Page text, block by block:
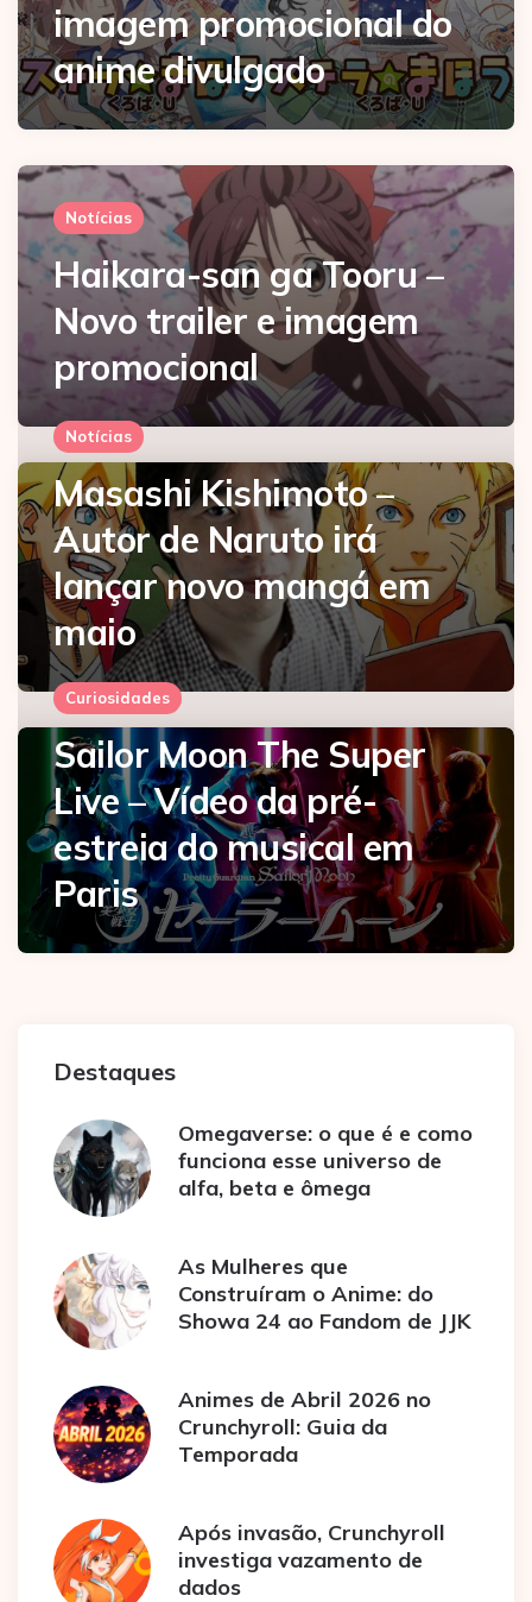
imagem promocional do
anime divulgado
Notícias
Haikara-san ga Tooru –
Novo trailer e imagem
promocional
Notícias
Masashi Kishimoto –
Autor de Naruto irá
lançar novo mangá em
maio
Curiosidades
Sailor Moon The Super
Live – Vídeo da pré-
estreia do musical em
Paris
Destaques
Omegaverse: o que é e como
funciona esse universo de
alfa, beta e ômega
As Mulheres que
Construíram o Anime: do
Showa 24 ao Fandom de JJK
Animes de Abril 2026 no
Crunchyroll: Guia da
Temporada
Após invasão, Crunchyroll
investiga vazamento de
dados